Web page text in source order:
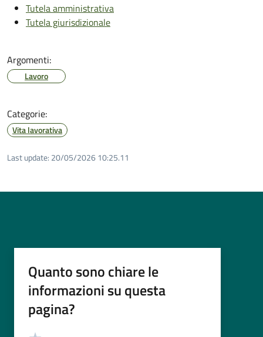
Tutela amministrativa
Tutela giurisdizionale
Argomenti:
Lavoro
Categorie:
Vita lavorativa
Last update: 20/05/2026 10:25.11
Quanto sono chiare le
informazioni su questa
pagina?
Valutazione